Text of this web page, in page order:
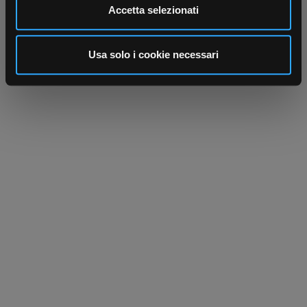
Utilizziamo i cookie per personalizzare contenuti ed
analizzare il nostro traffico. Condividiamo inoltre
informazioni sul modo in cui utilizza il nostro sito con i
nostri partner che si occupano di analisi dei dati web,
pubblicità e social media, i quali potrebbero combinarle
Accetta selezionati
Usa solo i cookie necessari